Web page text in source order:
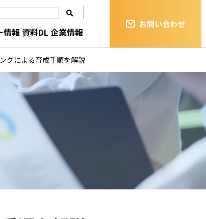
情報 資料DL 企業情報
お問い合わせ
グによる育成手順を解説